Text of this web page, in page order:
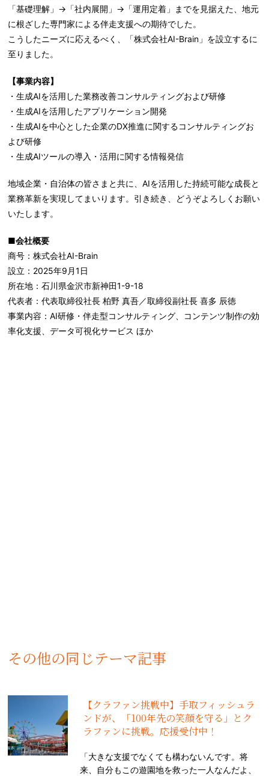
「基礎理解」→「社内展開」→「運用定着」までを見据えた、地元
に根ざした専門家による伴走支援への期待でした。
こうしたニーズに応えるべく、「株式会社AI-Brain」を設立するに
至りました。
【事業内容】
・生成AIを活用した業務改善コンサルティングおよび研修
・生成AIを活用したアプリケーション開発
・生成AIを中心とした企業のDX推進に関するコンサルティングお
よび研修
・生成AIツールの導入・活用に関する情報発信
地域企業・自治体の皆さまと共に、AIを活用した持続可能な成長と
業務革新を実現してまいります。引き続き、どうぞよろしくお願い
いたします。
■会社概要
商号：株式会社AI-Brain
設立：2025年9月1日
所在地：石川県金沢市新神田1-9-18
代表者：代表取締役社長 柏野 真吾／取締役副社長 喜多 辰徳
事業内容：AI研修・伴走型コンサルティング、コンテンツ制作の効
率化支援、データ可視化サービス ほか
その他の同じテーマ記事
【クラファン挑戦中】手取フィッシュラ
ンドが、「100年先の笑顔を守る」とク
ラファンに挑戦。応援受付中！
「大きな支援でなくても構わないんです。将
来、自分もこの遊園地を救った一人なんだよ、